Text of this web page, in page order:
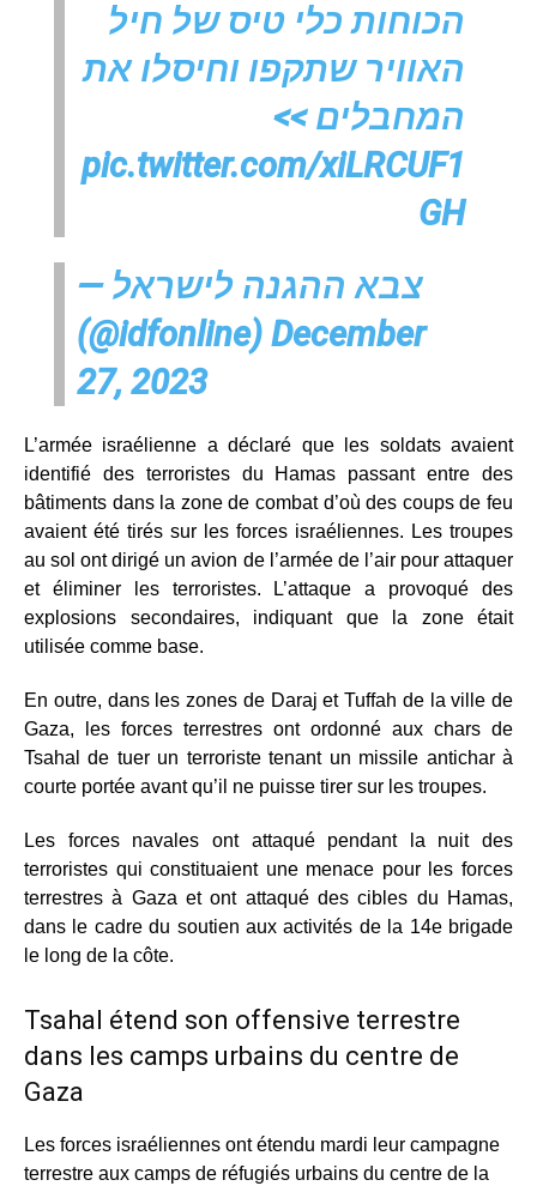
הכוחות כלי טיס של חיל
האוויר שתקפו וחיסלו את
המחבלים >>
pic.twitter.com/xiLRCUF1
GH
— צבא ההגנה לישראל
(@idfonline) December
27, 2023
L’armée israélienne a déclaré que les soldats avaient
identifié des terroristes du Hamas passant entre des
bâtiments dans la zone de combat d’où des coups de feu
avaient été tirés sur les forces israéliennes. Les troupes
au sol ont dirigé un avion de l’armée de l’air pour attaquer
et éliminer les terroristes. L’attaque a provoqué des
explosions secondaires, indiquant que la zone était
utilisée comme base.
En outre, dans les zones de Daraj et Tuffah de la ville de
Gaza, les forces terrestres ont ordonné aux chars de
Tsahal de tuer un terroriste tenant un missile antichar à
courte portée avant qu’il ne puisse tirer sur les troupes.
Les forces navales ont attaqué pendant la nuit des
terroristes qui constituaient une menace pour les forces
terrestres à Gaza et ont attaqué des cibles du Hamas,
dans le cadre du soutien aux activités de la 14e brigade
le long de la côte.
Tsahal étend son offensive terrestre
dans les camps urbains du centre de
Gaza
Les forces israéliennes ont étendu mardi leur campagne
terrestre aux camps de réfugiés urbains du centre de la